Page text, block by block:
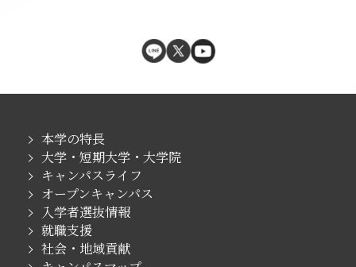
本学の特長
大学・短期大学・大学院
キャンパスライフ
オープンキャンパス
入学者選抜情報
就職支援
社会・地域貢献